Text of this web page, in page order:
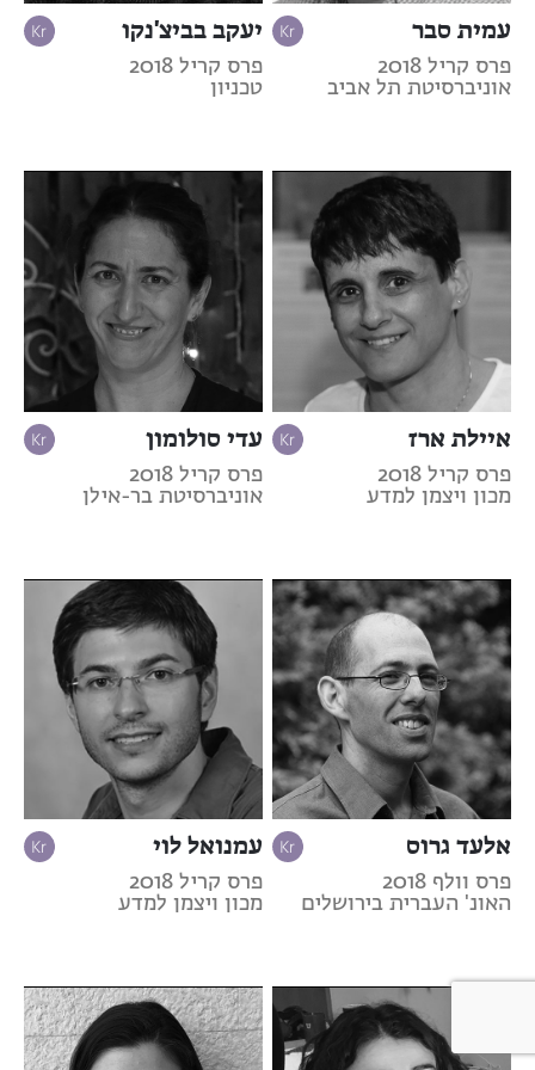
עמית סבר
פרס קריל 2018
אוניברסיטת תל אביב
יעקב בביצ'נקו
פרס קריל 2018
טכניון
איילת ארז
פרס קריל 2018
מכון ויצמן למדע
עדי סולומון
פרס קריל 2018
אוניברסיטת בר-אילן
אלעד גרוס
פרס וולף 2018
האונ' העברית בירושלים
עמנואל לוי
פרס קריל 2018
מכון ויצמן למדע